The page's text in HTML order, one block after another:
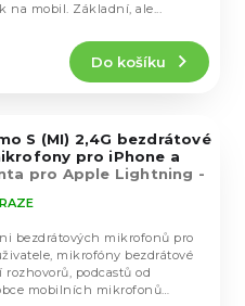
Do košíku
na mobil. Základní, ale...
S (MI) 2,4G bezdrátové
pro iPhone a
pro Apple Lightning -
bezdrátových mikrofonů pro
mikrofóny bezdrátové
rozhovorů, podcastů od
mobilních mikrofonů